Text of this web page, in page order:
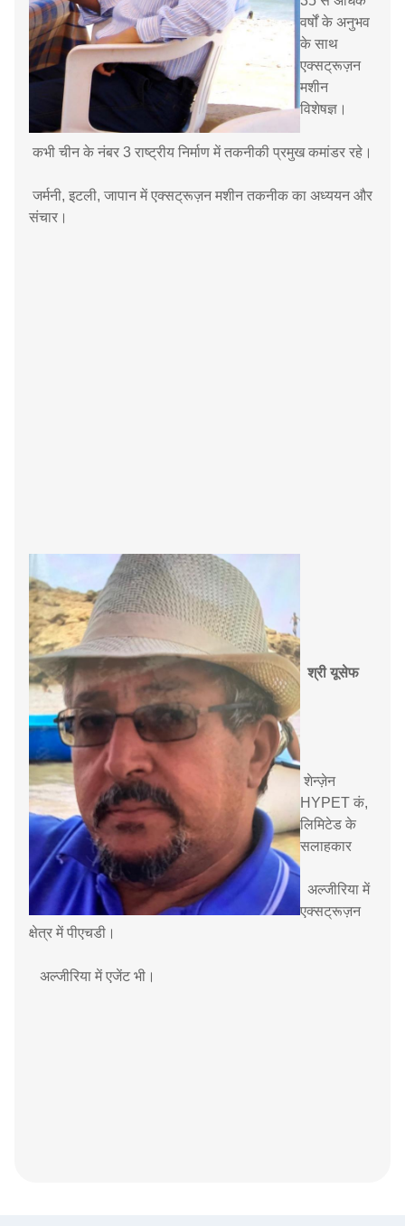
वर्षों के अनुभव
के साथ
एक्सट्रूज़न
मशीन
विशेषज्ञ।
कभी चीन के नंबर 3 राष्ट्रीय निर्माण में तकनीकी प्रमुख कमांडर रहे।
जर्मनी, इटली, जापान में एक्सट्रूज़न मशीन तकनीक का अध्ययन और
संचार।
श्री यूसेफ
शेन्ज़ेन
HYPET कं,
लिमिटेड के
सलाहकार
अल्जीरिया में
एक्सट्रूज़न
क्षेत्र में पीएचडी।
अल्जीरिया में एजेंट भी।